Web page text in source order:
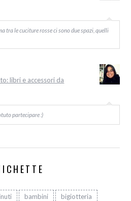
tra le cuciture rosse ci sono due spazi, quelli
libri e accessori da
partecipare :)
bambini
bigiotteria